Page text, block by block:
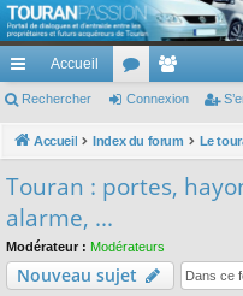
TouranPassion
Le forum des propriétaires ou futurs
cc
ès
pi
de
Accueil
or
u
e
m
Rechercher Connexion
Accueil Index du forum
Touran : portes,
alarme, ...
Modérateur : Modérateurs
Nouveau sujet